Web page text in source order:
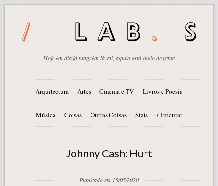
Hoje em dia já ninguém lá vai, aquilo está cheio de gente
Arquitectura Artes Cinema e TV Livros e Poesia
Música Coisas Outras Coisas Stats / Procurar
Johnny Cash: Hurt
Publicado em 15/05/2020